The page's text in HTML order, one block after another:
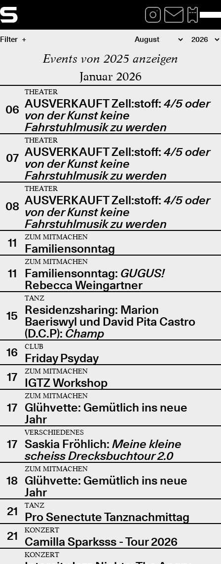
Filter
Events von 2025 anzeigen
Januar 2026
06
THEATER
AUSVERKAUFT Zell:stoff: 4/5 oder
von der Kunst keine
Fahrstuhlmusik zu werden
07
THEATER
AUSVERKAUFT Zell:stoff: 4/5 oder
von der Kunst keine
Fahrstuhlmusik zu werden
08
THEATER
AUSVERKAUFT Zell:stoff: 4/5 oder
von der Kunst keine
Fahrstuhlmusik zu werden
11
ZUM MITMACHEN
Familiensonntag
11
ZUM MITMACHEN
Familiensonntag: GUGUS!
Rebecca Weingartner
15
TANZ
Residenzsharing: Marion
Baeriswyl und David Pita Castro
(D.C.P): Champ
16
CLUB
Friday Psyday
17
ZUM MITMACHEN
IGTZ Workshop
17
ZUM MITMACHEN
Glühvette: Gemütlich ins neue
Jahr
17
VERSCHIEDENES
Saskia Fröhlich: Meine kleine
scheiss Drecksbuchtour 2.0
18
ZUM MITMACHEN
Glühvette: Gemütlich ins neue
Jahr
21
TANZ
Pro Senectute Tanznachmittag
21
KONZERT
Camilla Sparksss - Tour 2026
KONZERT